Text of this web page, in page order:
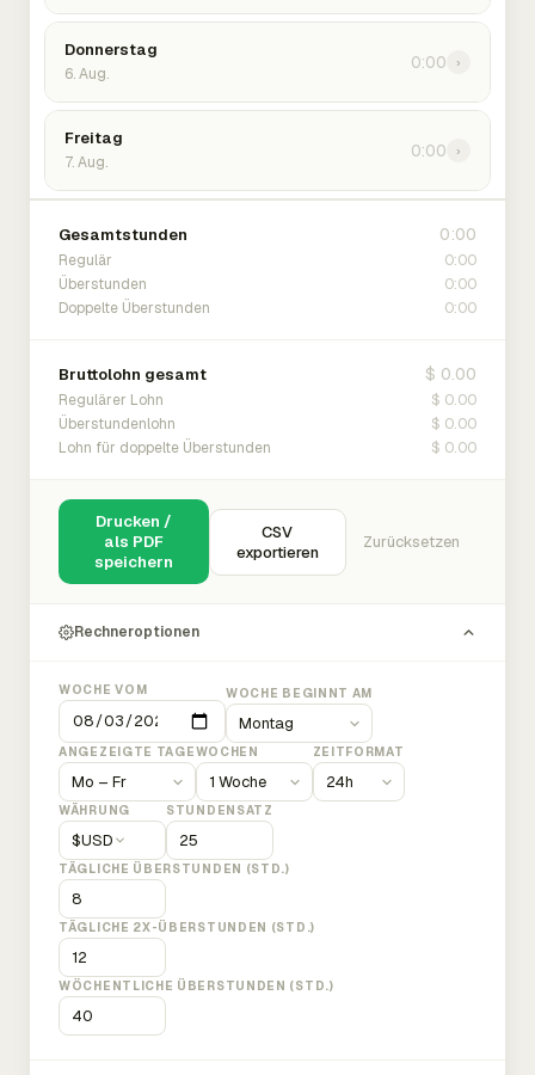
Donnerstag
6. Aug.
0:00 ›
Freitag
7. Aug.
0:00 ›
Gesamtstunden 0:00
Regulär 0:00
Überstunden 0:00
Doppelte Überstunden 0:00
Bruttolohn gesamt $ 0.00
Regulärer Lohn $ 0.00
Überstundenlohn $ 0.00
Lohn für doppelte Überstunden $ 0.00
Drucken /
als PDF
speichern
CSV
exportieren
Zurücksetzen
Rechneroptionen
WOCHE VOM WOCHE BEGINNT AM
ANGEZEIGTE TAGEWOCHEN ZEITFORMAT
WÄHRUNG
$USD
STUNDENSATZ
TÄGLICHE ÜBERSTUNDEN (STD.)
TÄGLICHE 2X-ÜBERSTUNDEN (STD.)
WÖCHENTLICHE ÜBERSTUNDEN (STD.)